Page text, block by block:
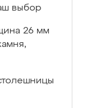
выбор
26 мм